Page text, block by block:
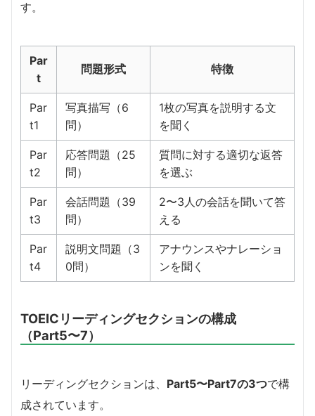
す。
Par
t
問題形式 特徴
Par
t1
写真描写（6
問）
1枚の写真を説明する文
を聞く
Par
t2
応答問題（25
問）
質問に対する適切な返答
を選ぶ
Par
t3
会話問題（39
問）
2〜3人の会話を聞いて答
える
Par
t4
説明文問題（3
0問）
アナウンスやナレーショ
ンを聞く
TOEICリーディングセクションの構成
（Part5〜7）
リーディングセクションは、 Part5〜Part7の3つで構
成されています。